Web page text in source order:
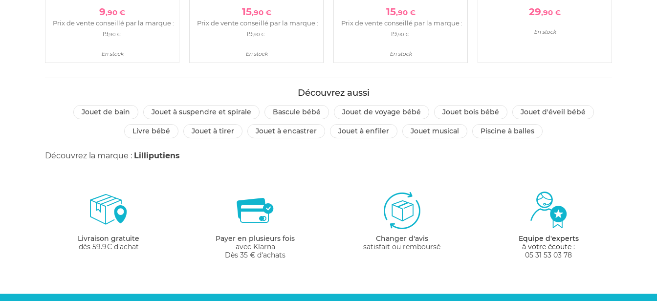
9,90 €
Prix de vente conseillé par la marque :
19,90 €
En stock
15,90 €
Prix de vente conseillé par la marque :
19,90 €
En stock
15,90 €
Prix de vente conseillé par la marque :
19,90 €
En stock
29,90 €
En stock
Découvrez aussi
jouet de bain jouet à suspendre et spirale bascule bébé jouet de voyage bébé jouet bois bébé jouet d'éveil bébé
livre bébé jouet à tirer jouet à encastrer jouet à enfiler jouet musical piscine à balles
Découvrez la marque : Lilliputiens
Livraison gratuite
dès 59.9€ d'achat
Payer en plusieurs fois
avec Klarna
Dès 35 € d'achats
Changer d'avis
satisfait ou remboursé
Equipe d'experts
à votre écoute :
05 31 53 03 78